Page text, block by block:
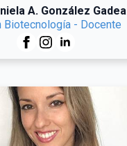
A. González Gadea
Biotecnología - Docente